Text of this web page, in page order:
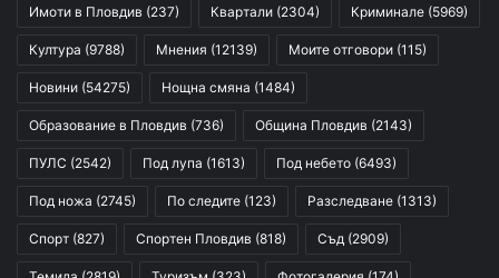
Имоти в Пловдив (237) Квартали (2304) Криминале (5969)
Култура (9788) Мнения (12139) Моите отговори (115)
Новини (54275) Нощна смяна (1484)
Образование в Пловдив (736) Община Пловдив (2143)
ПУЛС (2542) Под лупа (1613) Под небето (6493)
Под ножа (2745) По следите (123) Разследване (1313)
Спорт (827) Спортен Пловдив (818) Съд (2909)